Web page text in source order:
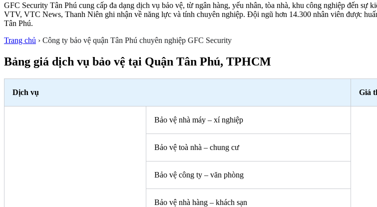
GFC Security Tân Phú cung cấp đa dạng dịch vụ bảo vệ, từ ngân hàng, yếu nhân, tòa nhà, khu công nghiệp đến
VTV, VTC News, Thanh Niên ghi nhận về năng lực và tính chuyên nghiệp. Đội ngũ hơn 14.300 nhân viên được
Tân Phú.
Trang chủ › Công ty bảo vệ quận Tân Phú chuyên nghiệp GFC Security
Bảng giá dịch vụ bảo vệ tại Quận Tân Phú, TPHCM
Dịch vụ Giá
Bảo vệ nhà máy – xí nghiệp
Bảo vệ toà nhà – chung cư
Bảo vệ công ty – văn phòng
Bảo vệ nhà hàng – khách sạn